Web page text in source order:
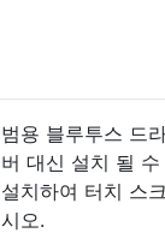
범용 블루투스 드
버 대신 설치 될
설치하여 터치 스
시오.